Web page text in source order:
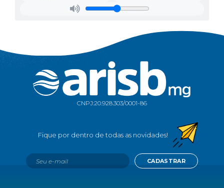
CNPJ:20.928.303/0001-86
CADASTRAR